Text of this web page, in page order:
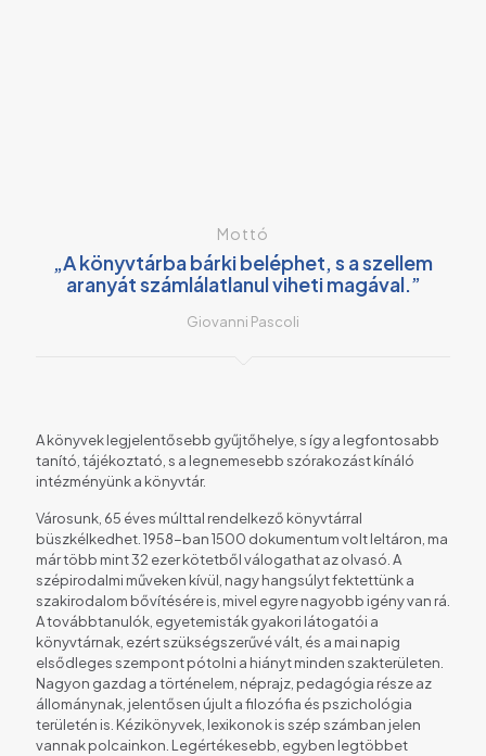
Mottó
„A könyvtárba bárki beléphet, s a szellem
aranyát számlálatlanul viheti magával.”
Giovanni Pascoli
A könyvek legjelentősebb gyűjtőhelye, s így a legfontosabb
tanító, tájékoztató, s a legnemesebb szórakozást kínáló
intézményünk a könyvtár.
Városunk, 65 éves múlttal rendelkező könyvtárral
büszkélkedhet. 1958-ban 1500 dokumentum volt leltáron, ma
már több mint 32 ezer kötetből válogathat az olvasó. A
szépirodalmi műveken kívül, nagy hangsúlyt fektettünk a
szakirodalom bővítésére is, mivel egyre nagyobb igény van rá.
A továbbtanulók, egyetemisták gyakori látogatói a
könyvtárnak, ezért szükségszerűvé vált, és a mai napig
elsődleges szempont pótolni a hiányt minden szakterületen.
Nagyon gazdag a történelem, néprajz, pedagógia része az
állománynak, jelentősen újult a filozófia és pszichológia
területén is. Kézikönyvek, lexikonok is szép számban jelen
vannak polcainkon. Legértékesebb, egyben legtöbbet